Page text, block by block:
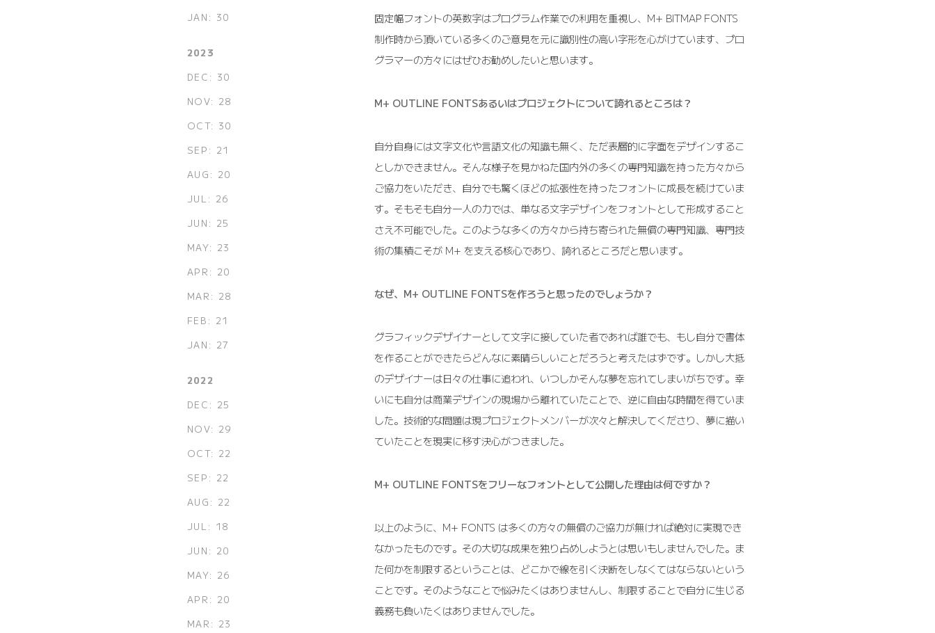
JAN: 30
2023
DEC: 30
NOV: 28
OCT: 30
SEP: 21
AUG: 20
JUL: 26
JUN: 25
MAY: 23
APR: 20
MAR: 28
FEB: 21
JAN: 27
2022
DEC: 25
NOV: 29
OCT: 22
SEP: 22
AUG: 22
JUL: 18
JUN: 20
MAY: 26
APR: 20
MAR: 23
固定幅フォントの英数字はプログラム作業での利用を重視し、M+ BITMAP FONTS
制作時から頂いている多くのご意見を元に識別性の高い字形を心がけています、プロ
グラマーの方々にはぜひお勧めしたいと思います。
M+ OUTLINE FONTSあるいはプロジェクトについて誇れるところは？
自分自身には文字文化や言語文化の知識も無く、ただ表層的に字面をデザインするこ
としかできません。そんな様子を見かねた国内外の多くの専門知識を持った方々から
ご協力をいただき、自分でも驚くほどの拡張性を持ったフォントに成長を続けていま
す。そもそも自分一人の力では、単なる文字デザインをフォントとして形成すること
さえ不可能でした。このような多くの方々から持ち寄られた無償の専門知識、専門技
術の集積こそが M+ を支える核心であり、誇れるところだと思います。
なぜ、M+ OUTLINE FONTSを作ろうと思ったのでしょうか？
グラフィックデザイナーとして文字に接していた者であれば誰でも、もし自分で書体
を作ることができたらどんなに素晴らしいことだろうと考えたはずです。しかし大抵
のデザイナーは日々の仕事に追われ、いつしかそんな夢を忘れてしまいがちです。幸
いにも自分は商業デザインの現場から離れていたことで、逆に自由な時間を得ていま
した。技術的な問題は現プロジェクトメンバーが次々と解決してくださり、夢に描い
ていたことを現実に移す決心がつきました。
M+ OUTLINE FONTSをフリーなフォントとして公開した理由は何ですか？
以上のように、M+ FONTS は多くの方々の無償のご協力が無ければ絶対に実現でき
なかったものです。その大切な成果を独り占めしようとは思いもしませんでした。ま
た何かを制限するということは、どこかで線を引く決断をしなくてはならないという
ことです。そのようなことで悩みたくはありませんし、制限することで自分に生じる
義務も負いたくはありませんでした。